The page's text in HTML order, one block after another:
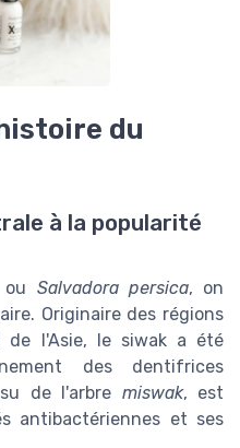
du
à la popularité
ou Salvadora persica, on
Originaire des régions
de l'Asie, le siwak a été
des dentifrices
de l'arbre miswak, est
antibactériennes et ses